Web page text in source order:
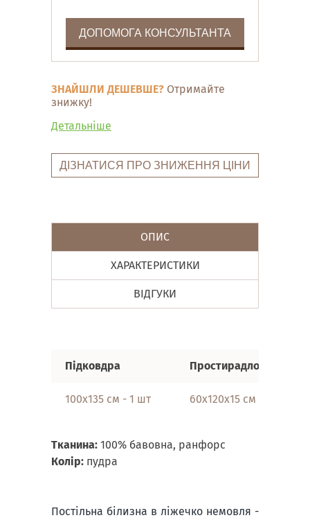
ДОПОМОГА КОНСУЛЬТАНТА
ЗНАЙШЛИ ДЕШЕВШЕ? Отримайте
знижку!
Детальніше
ДІЗНАТИСЯ ПРО ЗНИЖЕННЯ ЦІНИ
ОПИС
ХАРАКТЕРИСТИКИ
ВІДГУКИ
Підковдра Простирадло
100х135 см - 1 шт 60х120х15 см
Тканина: 100% бавовна, ранфорс
Колір: пудра
Постільна білизна в ліжечко немовля -